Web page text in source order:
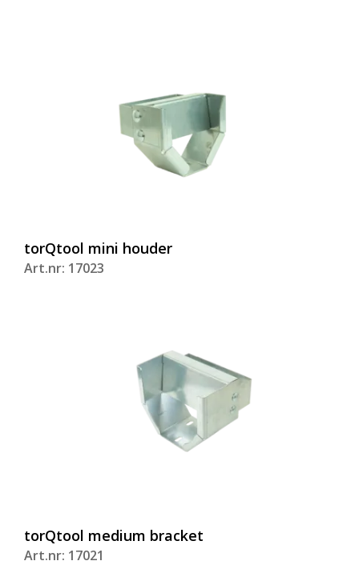
torQtool mini houder
Art.nr: 17023
torQtool medium bracket
Art.nr: 17021